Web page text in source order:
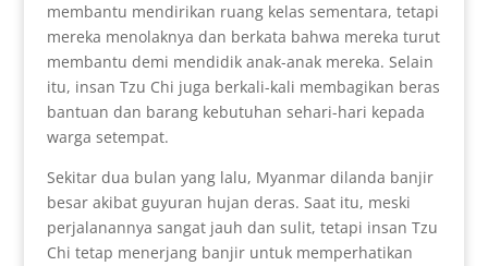
membantu mendirikan ruang kelas sementara, tetapi
mereka menolaknya dan berkata bahwa mereka turut
membantu demi mendidik anak-anak mereka. Selain
itu, insan Tzu Chi juga berkali-kali membagikan beras
bantuan dan barang kebutuhan sehari-hari kepada
warga setempat.
Sekitar dua bulan yang lalu, Myanmar dilanda banjir
besar akibat guyuran hujan deras. Saat itu, meski
perjalanannya sangat jauh dan sulit, tetapi insan Tzu
Chi tetap menerjang banjir untuk memperhatikan